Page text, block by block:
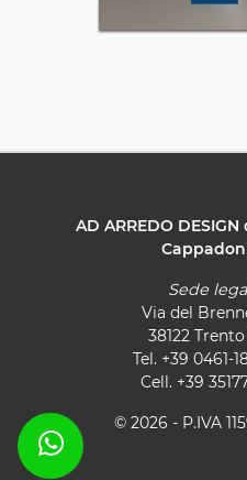
AD ARREDO
Sede
Via del
38122
Tel. +39 0461-
Cell. +39
© 2026 - P.IVA